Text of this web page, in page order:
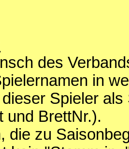
des
in
Spieler
und BrettNr.).
die zu